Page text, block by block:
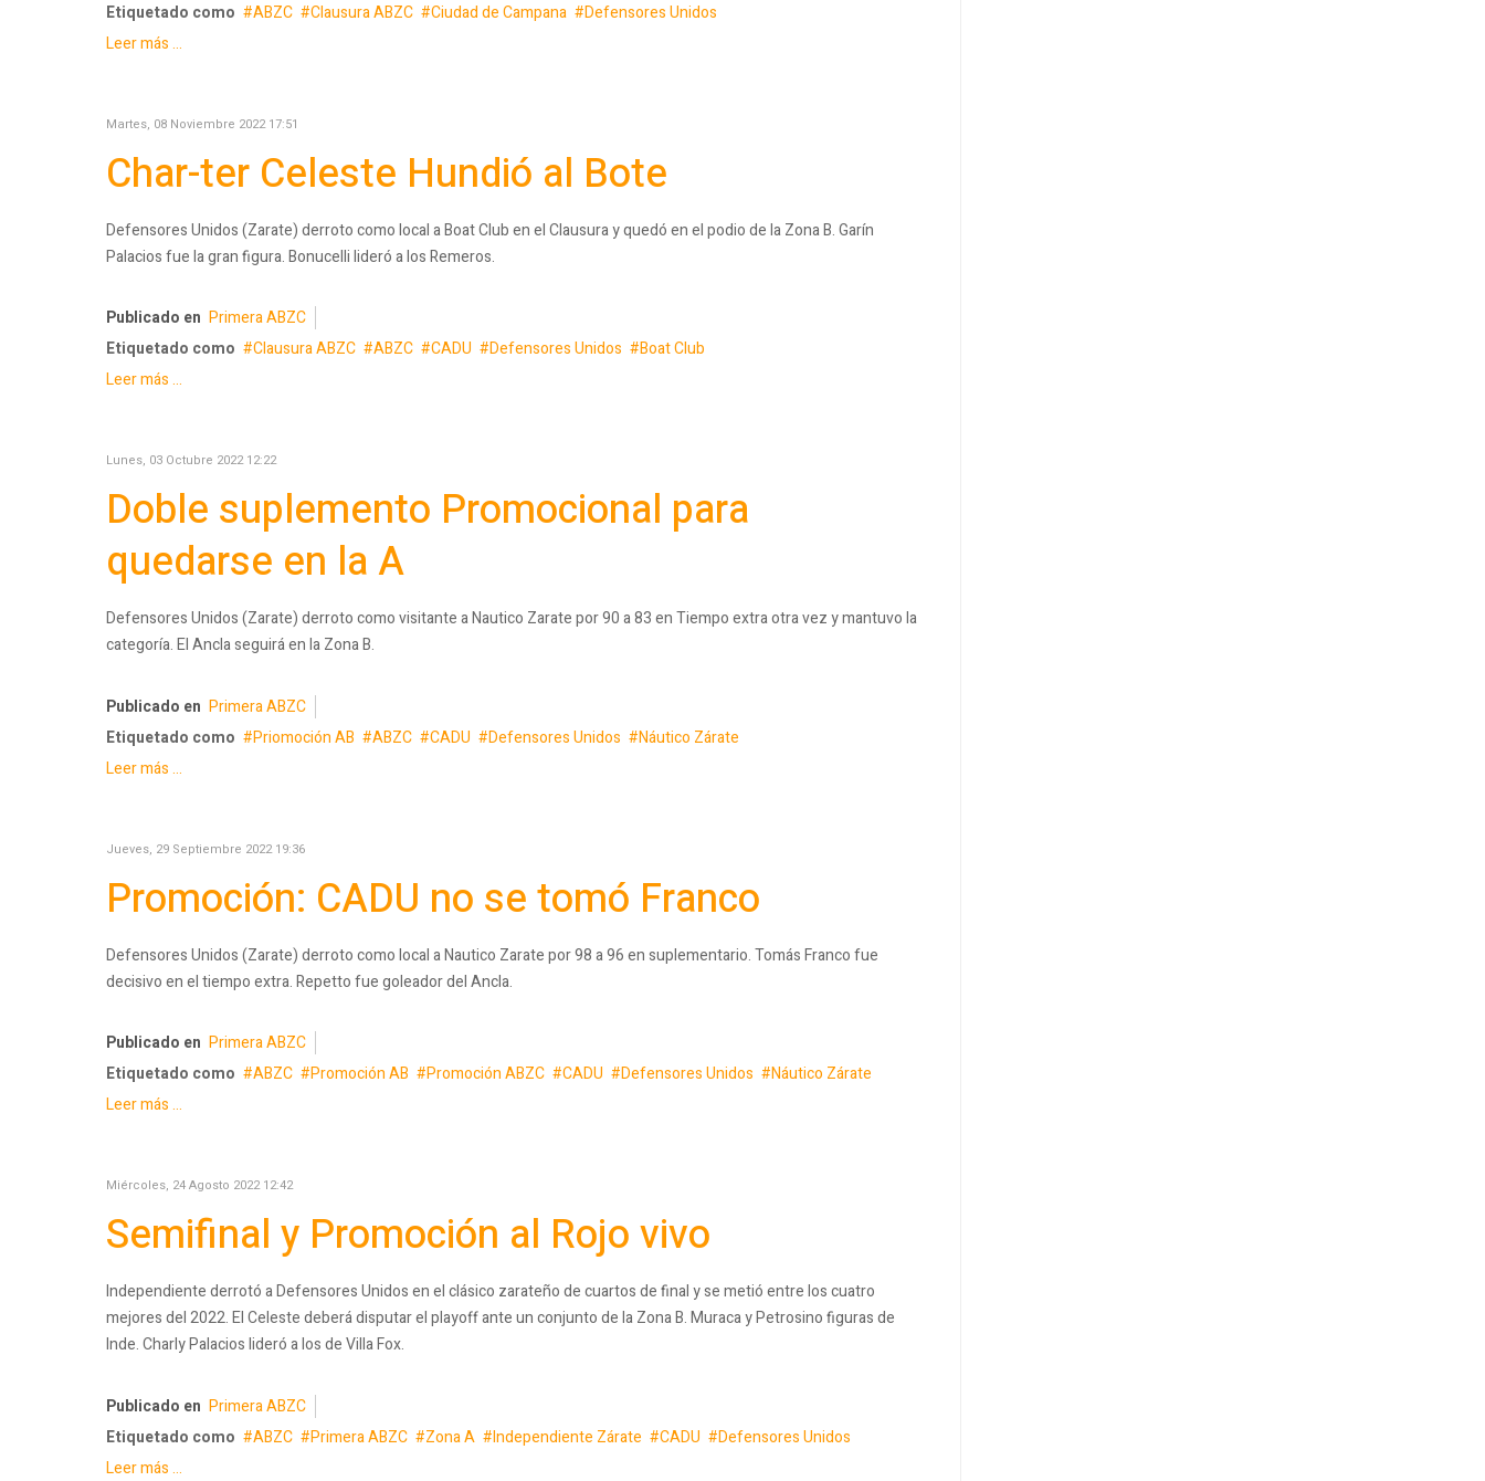
Etiquetado como
ABZC Clausura ABZC Ciudad de Campana
Defensores Unidos
Leer más ...
Martes, 08 Noviembre 2022 17:51
Char-ter Celeste Hundió al Bote
Defensores Unidos (Zarate) derroto como local a Boat Club en el Clausura y quedó en el podio de la Zona B. Garín
Palacios fue la gran figura. Bonucelli lideró a los Remeros.
Publicado en Primera ABZC
Etiquetado como
Clausura ABZC ABZC CADU Defensores Unidos
Boat Club
Leer más ...
Lunes, 03 Octubre 2022 12:22
Doble suplemento Promocional para
quedarse en la A
Defensores Unidos (Zarate) derroto como visitante a Nautico Zarate por 90 a 83 en Tiempo extra otra vez y mantuvo la
categoría. El Ancla seguirá en la Zona B.
Publicado en Primera ABZC
Etiquetado como
Priomoción AB ABZC CADU Defensores Unidos
Náutico Zárate
Leer más ...
Jueves, 29 Septiembre 2022 19:36
Promoción: CADU no se tomó Franco
Defensores Unidos (Zarate) derroto como local a Nautico Zarate por 98 a 96 en suplementario. Tomás Franco fue
decisivo en el tiempo extra. Repetto fue goleador del Ancla.
Publicado en Primera ABZC
Etiquetado como
ABZC Promoción AB Promoción ABZC CADU Defensores Unidos
Náutico Zárate
Leer más ...
Miércoles, 24 Agosto 2022 12:42
Semifinal y Promoción al Rojo vivo
Independiente derrotó a Defensores Unidos en el clásico zarateño de cuartos de final y se metió entre los cuatro
mejores del 2022. El Celeste deberá disputar el playoff ante un conjunto de la Zona B. Muraca y Petrosino figuras de
Inde. Charly Palacios lideró a los de Villa Fox.
Publicado en Primera ABZC
Etiquetado como
ABZC Primera ABZC Zona A Independiente Zárate CADU
Defensores Unidos
Leer más ...